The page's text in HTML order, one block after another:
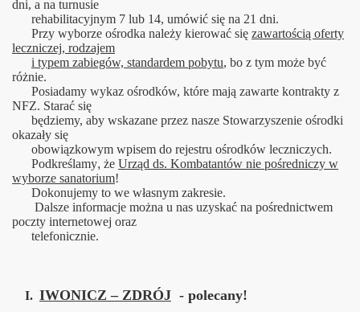
dni, a na turnusie
rehabilitacyjnym 7 lub 14, umówić się na 21 dni.
Przy wyborze ośrodka należy kierować się zawartością oferty
leczniczej, rodzajem
i typem zabiegów, standardem pobytu, bo z tym może być
różnie.
Posiadamy wykaz ośrodków, które mają zawarte kontrakty z
NFZ. Starać się
będziemy, aby wskazane przez nasze Stowarzyszenie ośrodki
okazały się
obowiązkowym wpisem do rejestru ośrodków leczniczych.
Podkreślamy, że Urząd ds. Kombatantów nie pośredniczy w
wyborze sanatorium!
Dokonujemy to we własnym zakresie.
Dalsze informacje można u nas uzyskać na pośrednictwem
poczty internetowej oraz
telefonicznie.
I. IWONICZ – ZDRÓJ - polecany!